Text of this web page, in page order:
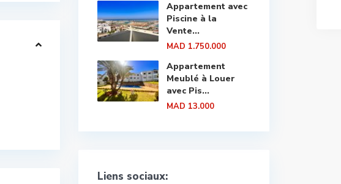
Appartement avec
Piscine à la
Vente...
MAD 1.750.000
Appartement
Meublé à Louer
avec Pis...
MAD 13.000
Liens sociaux: